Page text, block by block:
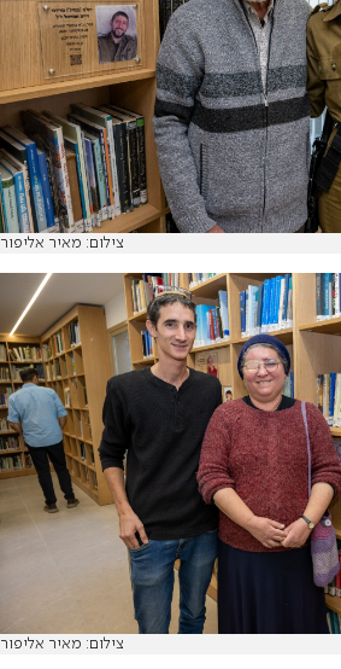
צילום: מאיר אליפור
צילום: מאיר אליפור